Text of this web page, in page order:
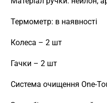
Термометр: в наявності
Колеса – 2 шт
Гачки – 2 шт
Система очищення One-